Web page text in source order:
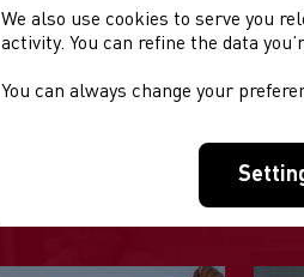
Unigolion sydd
We also use cookies to serve you
activity. You can refine the data
You can always change your